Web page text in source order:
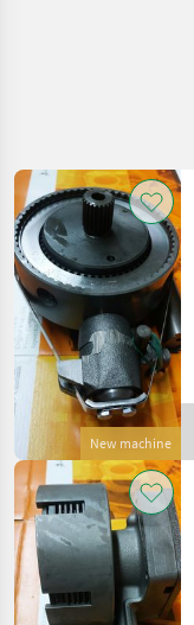
New machine